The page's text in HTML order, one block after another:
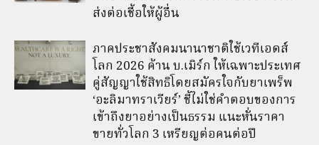
ส่งต่อเชื้อให้ผู้อื่น
ภาคประชาสังคมนานาชาติใช้เวทีเอดส์
โลก 2026 ค้าน บ.เมิร์ก ให้เฉพาะประเทศ
คู่สัญญาใช้สิทธิโดยสมัครใจกับยาเพร็พ
‘อะลิมาทราเวียร์’ ชี้ไม่ใช่คำตอบของการ
เข้าถึงยาอย่างเป็นธรรม แนะหั่นราคา
ขายทั่วโลก 3 เหรียญต่อคนต่อปี